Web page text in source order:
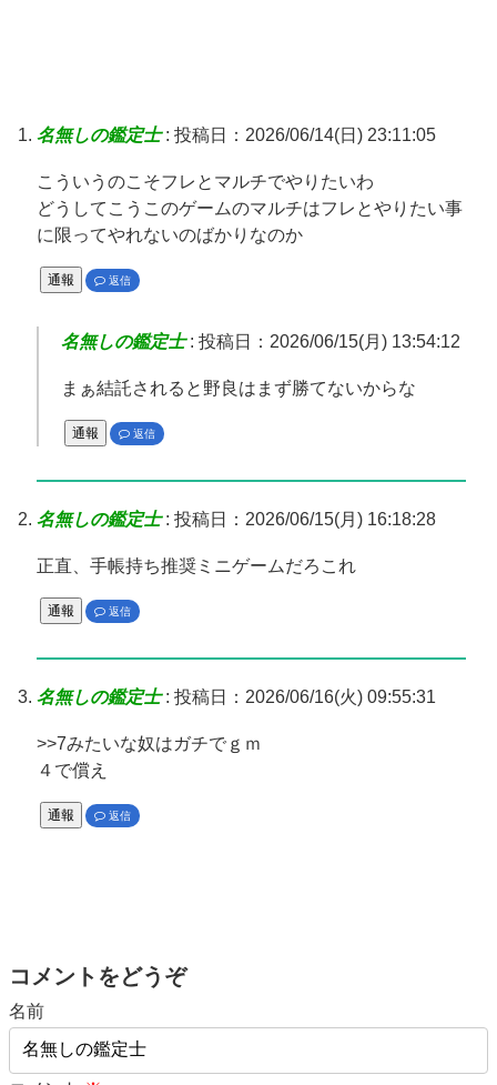
名無しの鑑定士: 投稿日：2026/06/14(日) 23:11:05
こういうのこそフレとマルチでやりたいわ
どうしてこうこのゲームのマルチはフレとやりたい事
に限ってやれないのばかりなのか
通報 返信
名無しの鑑定士: 投稿日：2026/06/15(月) 13:54:12
まぁ結託されると野良はまず勝てないからな
通報 返信
名無しの鑑定士: 投稿日：2026/06/15(月) 16:18:28
正直、手帳持ち推奨ミニゲームだろこれ
通報 返信
名無しの鑑定士: 投稿日：2026/06/16(火) 09:55:31
>>7みたいな奴はガチでｇｍ
４で償え
通報 返信
コメントをどうぞ
名前